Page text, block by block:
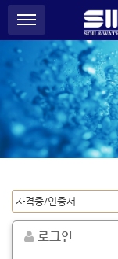
S
P
o
m
o
i
o
n
로그인